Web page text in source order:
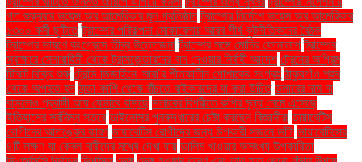
গত শুক্রবার ভয়েস অব আমেরিকার মূল প্রতিষ্ঠান ট্রাম্পের নির্দেশে ভয়েস অব আমেরিকার
১৩০০ কর্মী ছুটিতে ট্রাম্পের পরিকল্পনা মোকাবেলায় আরব শীর্ষ কূটনীতিকদের বৈঠক
ট্রাম্পের ভাষণে কংগ্রেসে তীব্র উত্তেজনা ট্রাম্পের সঙ্গে মোদির ফোনালাপ ট্রাম্পের
স্বাক্ষরে সেনাবাহিনী থেকে ট্রান্সজেন্ডারদের বাদ দেওয়ার নির্বাহী আদেশ ট্রেনের অগ্রিম
টিকিট বিক্রি শুরু ট্রেন্ডি ডিজাইনে 'সারা'র শীতকালীন পোশাকের সংগ্রহ ঠাকুরগাঁও শহর
থেকে অপহৃত হন ঠান্ডা-কাশি থেকে বাঁচতে বাইকারদের যা করা উচিত ডলারের দাম না
বাড়লেও প্রবাসী আয় যেভাবে বাড়ছে ডলারের বিপরীতে রুপির মূল্য নেমে এসেছে
ইতিহাসের সর্বনিম্ন স্তরে ডাইনোসর পুনরুদ্ধারের চেষ্টা করছেন বিজ্ঞানীরা ডায়াবেটিস
রোগীদের আতঙ্কের কারণ ডায়াবেটিস রোগীদের জন্য উপকারী সজনে ডাঁটা ডায়াবেটিসের
৪টি লক্ষণ যা কেবল নারীদের মধ্যে দেখা যায় ডালিম খাওয়ার অসংখ্য উপকারিতা